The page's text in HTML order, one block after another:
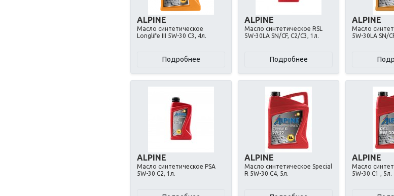
ALPINE
Масло синтетическое
Longlife III 5W-30 C3, 4л.
Подробнее
ALPINE
Масло синтетическое RSL
5W-30LA SN/CF, C2/C3, 1л.
Подробнее
ALPINE
Масло
5W-30LA SN/
ALPINE
Масло синтетическое PSA
5W-30 C2, 1л.
ALPINE
Масло синтетическое Special
R 5W-30 C4, 5л.
ALPINE
Масло
5W-30 C1 , 5л.